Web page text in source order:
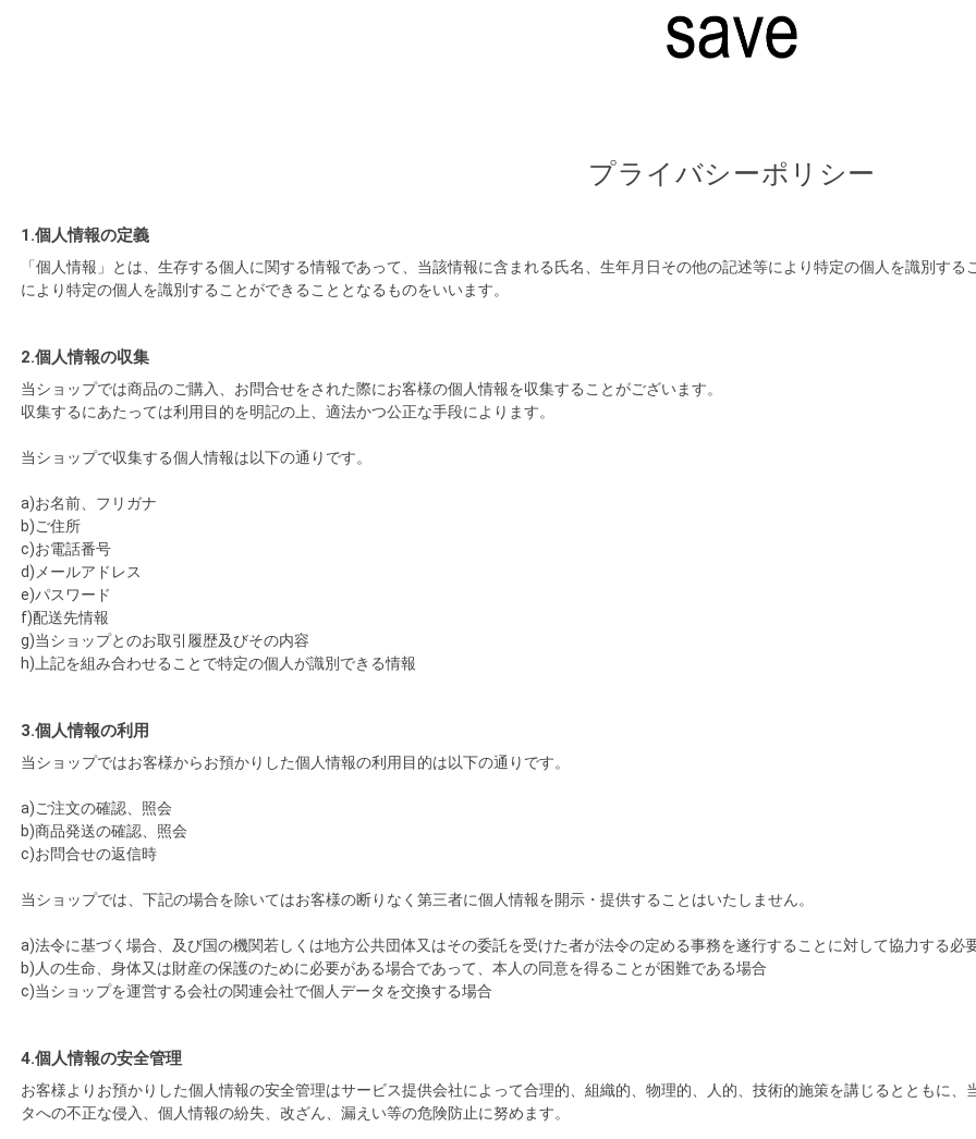
プライバシーポリシー
1.個人情報の定義
「個人情報」とは、生存する個人に関する情報であって、当該情報に含まれる氏名、生年月日その他の記述等により特定の個人を識別す
により特定の個人を識別することができることとなるものをいいます。
2.個人情報の収集
当ショップでは商品のご購入、お問合せをされた際にお客様の個人情報を収集することがございます。
収集するにあたっては利用目的を明記の上、適法かつ公正な手段によります。
当ショップで収集する個人情報は以下の通りです。
a)お名前、フリガナ
b)ご住所
c)お電話番号
d)メールアドレス
e)パスワード
f)配送先情報
g)当ショップとのお取引履歴及びその内容
h)上記を組み合わせることで特定の個人が識別できる情報
3.個人情報の利用
当ショップではお客様からお預かりした個人情報の利用目的は以下の通りです。
a)ご注文の確認、照会
b)商品発送の確認、照会
c)お問合せの返信時
当ショップでは、下記の場合を除いてはお客様の断りなく第三者に個人情報を開示・提供することはいたしません。
a)法令に基づく場合、及び国の機関若しくは地方公共団体又はその委託を受けた者が法令の定める事務を遂行することに対して協力する必
b)人の生命、身体又は財産の保護のために必要がある場合であって、本人の同意を得ることが困難である場合
c)当ショップを運営する会社の関連会社で個人データを交換する場合
4.個人情報の安全管理
お客様よりお預かりした個人情報の安全管理はサービス提供会社によって合理的、組織的、物理的、人的、技術的施策を講じるとともに
タへの不正な侵入、個人情報の紛失、改ざん、漏えい等の危険防止に努めます。